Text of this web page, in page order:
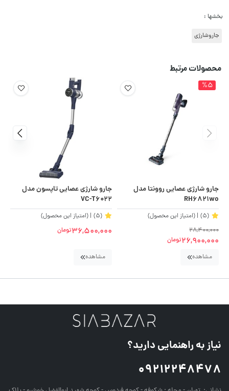
بخشها :
جاروشارژی
محصولات مرتبط
%5
جارو شارژی عصایی روونتا مدل
RH6821wo
(5)
| (امتیاز این محصول)
28,400,000
26,900,000تومان
مشاهده
جارو شارژی عصایی تاپسون مدل
VC-T6022
(5) | (امتیاز این محصول)
36,500,000تومان
مشاهده
نیاز به راهنمایی دارید؟
09212248478